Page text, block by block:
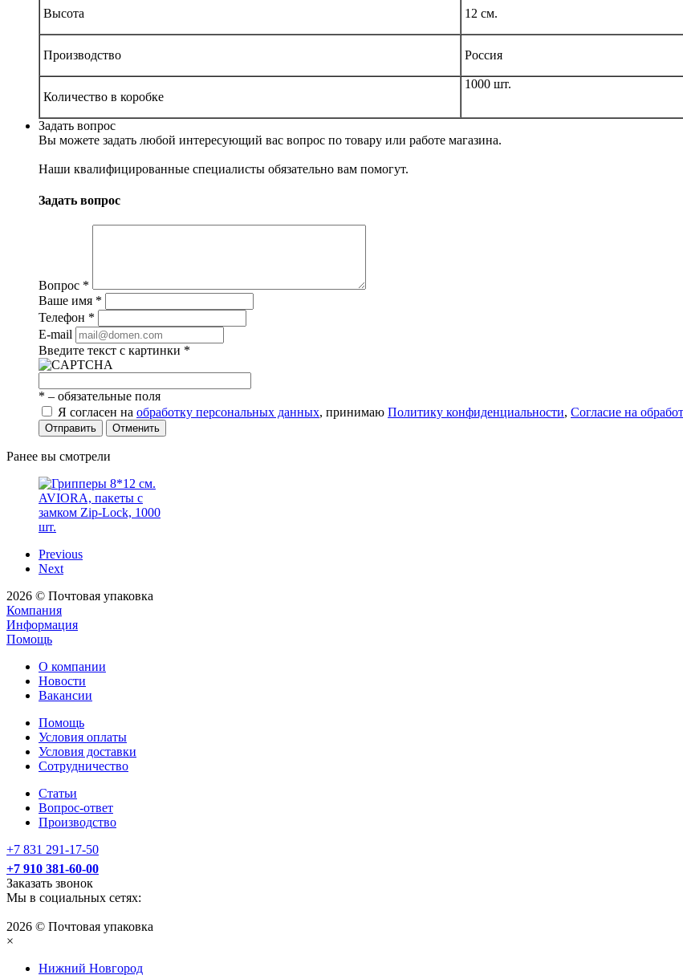
Высота 12 см.
Производство Россия
Количество в коробке
1000 шт.
Задать вопрос
Вы можете задать любой интересующий вас вопрос по товару или работе магазина.
Наши квалифицированные специалисты обязательно вам помогут.
Задать вопрос
Вопрос *
Ваше имя *
Телефон *
E-mail
Введите текст с картинки *
* – обязательные поля
Я согласен на обработку персональных данных, принимаю Политику конфиденциальности, Согласие на
Отправить Отменить
Ранее вы смотрели
Грипперы 8*12 см.
AVIORA, пакеты с
шт.
645руб.
Previous
Next
2026 © Почтовая упаковка
Компания
Информация
Помощь
О компании
Новости
Вакансии
Помощь
Условия оплаты
Условия доставки
Сотрудничество
Статьи
Вопрос-ответ
Производство
+7 831 291-17-50
+7 910 381-60-00
Заказать звонок
Мы в социальных сетях:
2026 © Почтовая упаковка
×
Нижний Нoвгород